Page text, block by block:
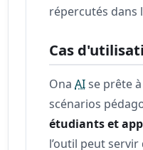
répercutés dans
Cas
OnaAIse prête
scénarios
étudiants et
l’outil peut